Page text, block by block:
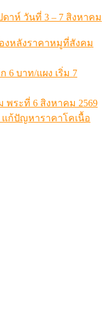
าห์ วันที่ 3 – 7 สิงหาคม
งหลังราคาหมูที่สังคม
6 บาท/แผง เริ่ม 7
ระที่ 6 สิงหาคม 2569
แก้ปัญหาราคาโคเนื้อ